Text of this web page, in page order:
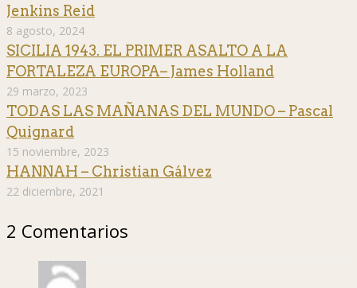
Jenkins Reid
8 agosto, 2024
SICILIA 1943. EL PRIMER ASALTO A LA
FORTALEZA EUROPA– James Holland
29 marzo, 2023
TODAS LAS MAÑANAS DEL MUNDO – Pascal
Quignard
15 noviembre, 2023
HANNAH – Christian Gálvez
22 diciembre, 2021
2 Comentarios